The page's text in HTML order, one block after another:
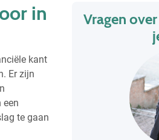
in
kant
Er zijn
een
te gaan
Vragen